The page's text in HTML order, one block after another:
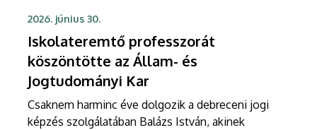
2026. június 30.
Iskolateremtő professzorát
köszöntötte az Állam- és
Jogtudományi Kar
Csaknem harminc éve dolgozik a debreceni jogi
képzés szolgálatában Balázs István, akinek